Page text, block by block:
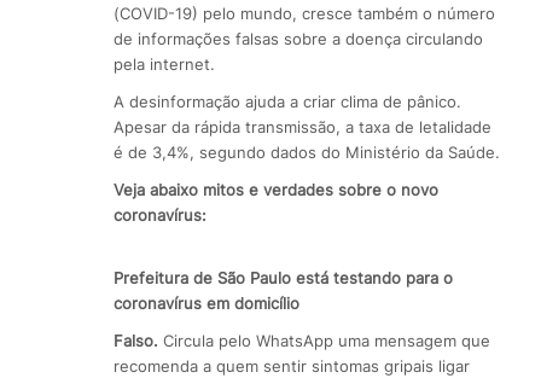
(COVID-19) pelo mundo, cresce também o número
de informações falsas sobre a doença circulando
pela internet.
A desinformação ajuda a criar clima de pânico.
Apesar da rápida transmissão, a taxa de letalidade
é de 3,4%, segundo dados do Ministério da Saúde.
Veja abaixo mitos e verdades sobre o novo
coronavírus:
Prefeitura de São Paulo está testando para o
coronavírus em domicílio
Falso. Circula pelo WhatsApp uma mensagem que
recomenda a quem sentir sintomas gripais ligar